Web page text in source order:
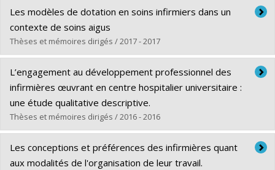
Graduate :Longpré, Caroline
Cycle :Doctoral
Grade :Ph. D.
Lien vers le document dans Papyrus
Les modèles de dotation en soins infirmiers dans un
contexte de soins aigus
Thèses et mémoires dirigés / 2017 - 2017
Graduate :Thériault, Marianne
Cycle :Master's
Grade :M. Sc.
Lien vers le document dans Papyrus
L’engagement au développement professionnel des
infirmières œuvrant en centre hospitalier universitaire :
une étude qualitative descriptive.
Thèses et mémoires dirigés / 2016 - 2016
Graduate :Arpin, Elizabeth
Cycle :Master's
Les conceptions et préférences des infirmières quant
aux modalités de l'organisation de leur travail.